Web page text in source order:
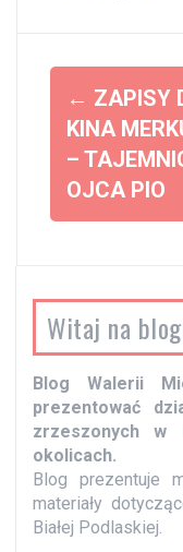
c
w
p
i
s
y
← ZAPISY
KINA
–
OJCA PIO
Witaj na
Blog Walerii
prezentować
zrzeszonych w
okolicach.
Blog prezentuje
materiały
Białej Podlaskiej.